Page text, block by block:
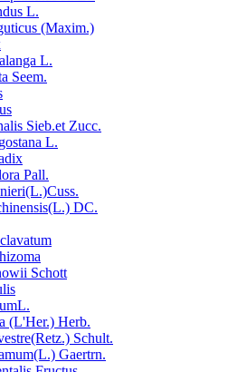
L.
(Maxim.)
L.
Seem.
Sieb.et Zucc.
L.
Pall.
DC.
Schott
(L'Her.) Herb.
Schult.
Gaertrn.